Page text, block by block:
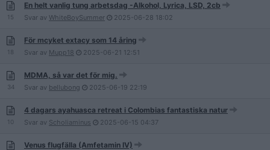
15
En helt vanlig tung arbetsdag -Alkohol, Lyrica, LSD, 2cb
Svar av WhiteBoySummer 2025-06-28 18:02
18
För mcyket extacy som 14 åring
Svar av Mupp18 2025-06-21 12:51
34
MDMA, så var det för mig.
Svar av bellubong 2025-06-19 22:19
10
4 dagars ayahuasca retreat i Colombias fantastiska natur
Svar av Scholiaminus 2025-06-15 04:37
Venus flugfälla (Amfetamin IV)